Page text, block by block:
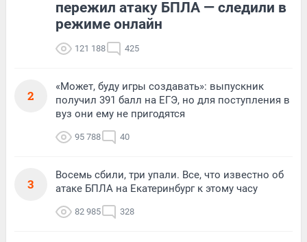
пережил атаку БПЛА — следили в
режиме онлайн
121 188 425
2
«Может, буду игры создавать»: выпускник
получил 391 балл на ЕГЭ, но для поступления в
вуз они ему не пригодятся
95 788 40
3
Восемь сбили, три упали. Все, что известно об
атаке БПЛА на Екатеринбург к этому часу
82 985 328